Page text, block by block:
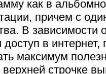
как в
причем с
В зависимости
доступ в
максимум
строчке